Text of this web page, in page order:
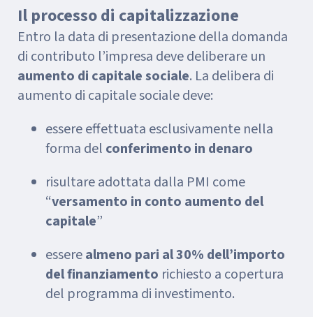
Il processo di capitalizzazione
Entro la data di presentazione della domanda
di contributo l’impresa deve deliberare un
aumento di capitale sociale. La delibera di
aumento di capitale sociale deve:
essere effettuata esclusivamente nella
forma del conferimento in denaro
risultare adottata dalla PMI come
“versamento in conto aumento del
capitale”
esserealmeno pari al 30% dell’importo
del finanziamento richiesto a copertura
del programma di investimento.